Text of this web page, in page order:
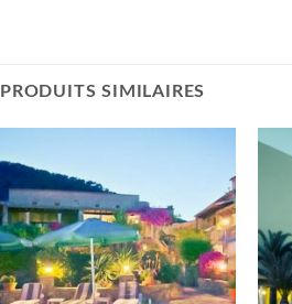
PRODUITS SIMILAIRES